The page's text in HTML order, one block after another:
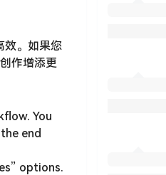
效。如果您
作增添更
You
end
options.